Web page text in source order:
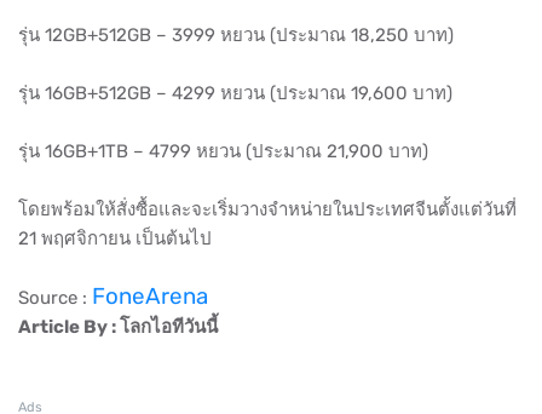
รุ่น 12GB+512GB – 3999 หยวน (ประมาณ 18,250 บาท)
รุ่น 16GB+512GB – 4299 หยวน (ประมาณ 19,600 บาท)
รุ่น 16GB+1TB – 4799 หยวน (ประมาณ 21,900 บาท)
โดยพร้อมให้สั่งซื้อและจะเริ่มวางจำหน่ายในประเทศจีนตั้งแต่วันที่
21 พฤศจิกายน เป็นต้นไป
Source : FoneArena
Article By : โลกไอทีวันนี้
Ads